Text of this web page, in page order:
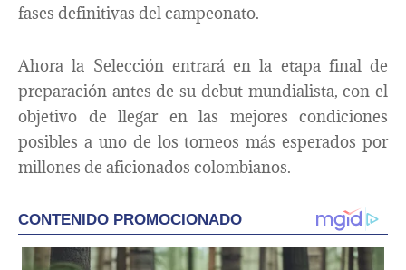
fases definitivas del campeonato.
Ahora la Selección entrará en la etapa final de
preparación antes de su debut mundialista, con el
objetivo de llegar en las mejores condiciones
posibles a uno de los torneos más esperados por
millones de aficionados colombianos.